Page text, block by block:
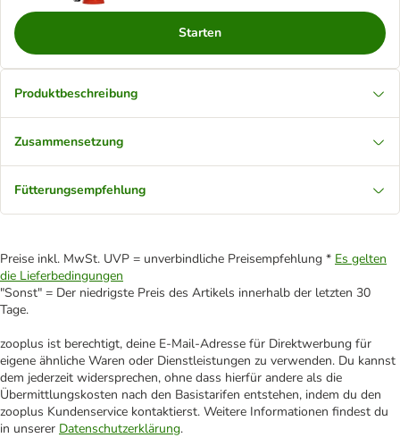
Starten
Produktbeschreibung
Zusammensetzung
Fütterungsempfehlung
Preise inkl. MwSt. UVP = unverbindliche Preisempfehlung * Es gelten
die Lieferbedingungen
"Sonst" = Der niedrigste Preis des Artikels innerhalb der letzten 30
Tage.
zooplus ist berechtigt, deine E-Mail-Adresse für Direktwerbung für
eigene ähnliche Waren oder Dienstleistungen zu verwenden. Du kannst
dem jederzeit widersprechen, ohne dass hierfür andere als die
Übermittlungskosten nach den Basistarifen entstehen, indem du den
zooplus Kundenservice kontaktierst. Weitere Informationen findest du
in unserer Datenschutzerklärung.